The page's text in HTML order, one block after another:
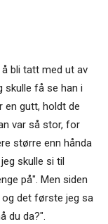
bli tatt med ut av
skulle få se han i
en gutt, holdt de
var så stor, for
større enn hånda
skulle si til
på". Men siden
og det første jeg sa
du da?".